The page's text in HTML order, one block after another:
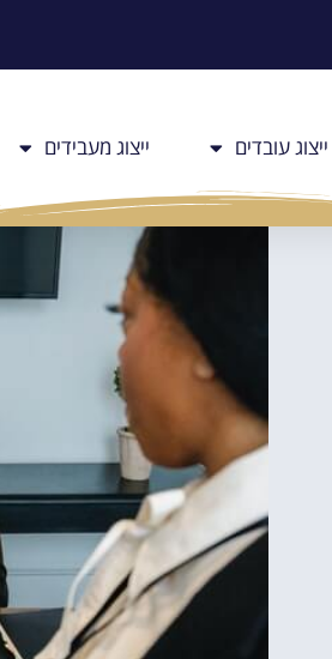
ייצוג עובדים ייצוג מעבידים